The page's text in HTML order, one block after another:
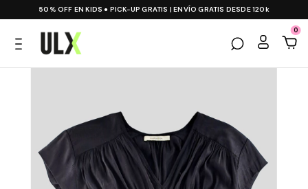
50% OFF EN KIDS ● PICK-UP GRATIS | ENVÍO GRATIS DESDE 120k
0